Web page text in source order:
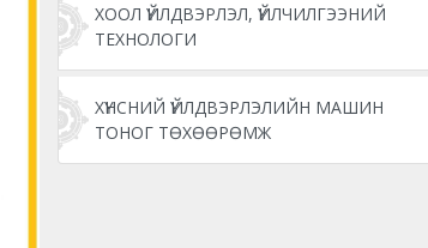
ХООЛ ҮЙЛДВЭРЛЭЛ, ҮЙЛЧИЛГЭЭНИЙ
ТЕХНОЛОГИ
ХҮНСНИЙ ҮЙЛДВЭРЛЭЛИЙН МАШИН
ТОНОГ ТӨХӨӨРӨМЖ